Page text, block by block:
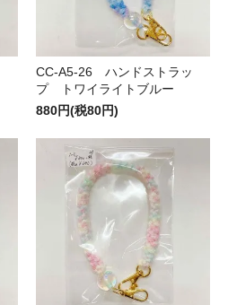
CC-A5-26 ハンドストラッ
プ トワイライトブルー
880円(税80円)